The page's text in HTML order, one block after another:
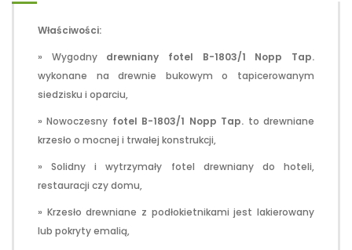
Właściwości:
» Wygodny drewniany fotel B-1803/1 Nopp Tap.
wykonane na drewnie bukowym o tapicerowanym
siedzisku i oparciu,
» Nowoczesny fotel B-1803/1 Nopp Tap. to drewniane
krzesło o mocnej i trwałej konstrukcji,
» Solidny i wytrzymały fotel drewniany do hoteli,
restauracji czy domu,
» Krzesło drewniane z podłokietnikami jest lakierowany
lub pokryty emalią,